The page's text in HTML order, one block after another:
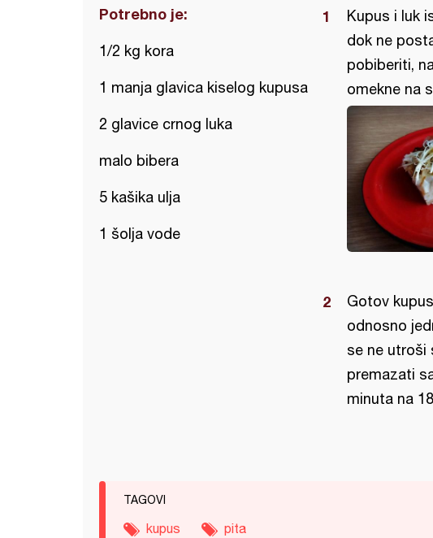
Potrebno je:
1/2 kg kora
1 manja glavica kiselog kupusa
2 glavice crnog luka
malo bibera
5 kašika ulja
1 šolja vode
Kupus i luk
dok ne
pobiberiti,
omekne na
Gotov
odnosno
se ne utroši
premazati
minuta na
TAGOVI
kupus pita